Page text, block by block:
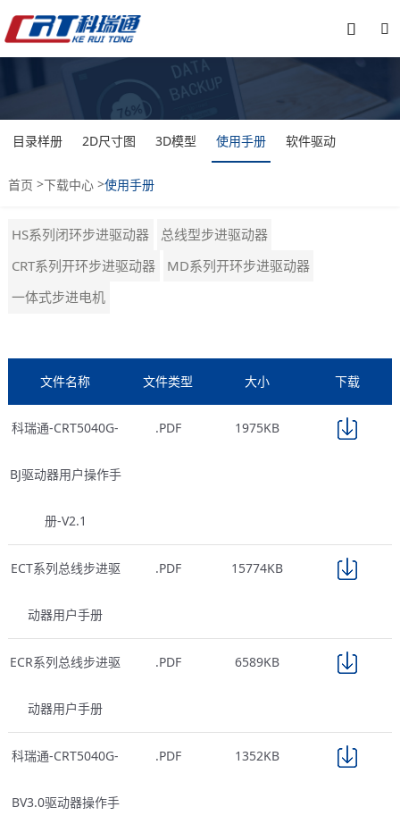


目录样册 2D尺寸图 3D模型 使用手册 软件驱动
首页 >下载中心>使用手册
HS系列闭环步进驱动器
总线型步进驱动器
CRT系列开环步进驱动器
MD系列开环步进驱动器
一体式步进电机
文件名称 文件类型 大小 下载
科瑞通-CRT5040G-
BJ驱动器用户操作手
册-V2.1
.PDF 1975KB
ECT系列总线步进驱
动器用户手册
.PDF 15774KB
ECR系列总线步进驱
动器用户手册
.PDF 6589KB
科瑞通-CRT5040G-
BV3.0驱动器操作手
.PDF 1352KB